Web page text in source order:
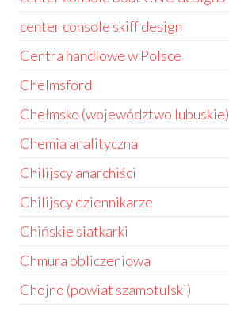
center console skiff design
Centra handlowe w Polsce
Chelmsford
Chełmsko (województwo lubuskie)
Chemia analityczna
Chilijscy anarchiści
Chilijscy dziennikarze
Chińskie siatkarki
Chmura obliczeniowa
Chojno (powiat szamotulski)